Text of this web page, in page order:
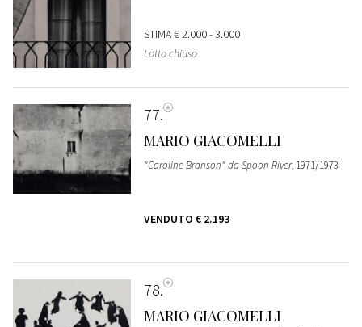
STIMA€ 2.000 - 3.000
Lotto chiuso
77
MARIO GIACOMELLI
"Caroline Branson" da Spoon River, 1971/1973
VENDUTO € 2.193
78
MARIO GIACOMELLI